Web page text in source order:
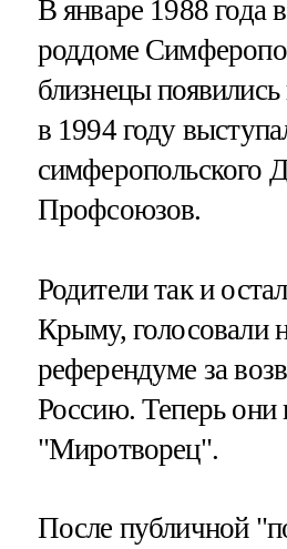
В январе 1988 года
роддоме
близнецы
в 1994 году
симферопольского
Профсоюзов.
Родители так и
Крыму, голосовали
референдуме за
Россию. Теперь они
"Миротворец".
После публичной